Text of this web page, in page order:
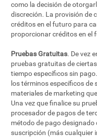
como la decisión de
discreción. La provisión de
créditos en el futuro para
proporcionar créditos en el
Pruebas Gratuitas. De vez
pruebas gratuitas de
tiempo específicos sin
los términos específicos
materiales de marketing
Una vez que finalice su
procesador de pagos de
método de pago
suscripción (más cualquier